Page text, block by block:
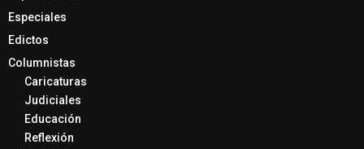
Especiales
Edictos
Columnistas
Caricaturas
Judiciales
Educación
Reflexión